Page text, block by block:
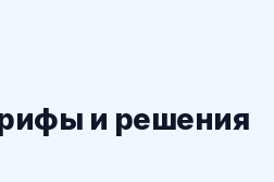
и решения